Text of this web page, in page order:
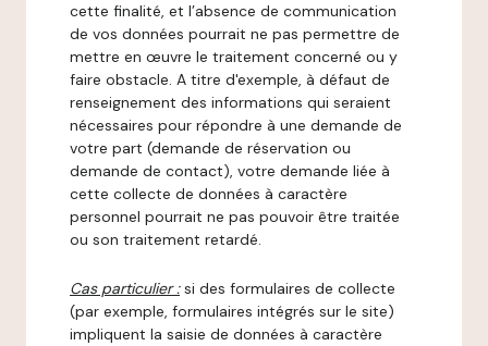
cette finalité, et l’absence de communication
de vos données pourrait ne pas permettre de
mettre en œuvre le traitement concerné ou y
faire obstacle. A titre d'exemple, à défaut de
renseignement des informations qui seraient
nécessaires pour répondre à une demande de
votre part (demande de réservation ou
demande de contact), votre demande liée à
cette collecte de données à caractère
personnel pourrait ne pas pouvoir être traitée
ou son traitement retardé.
Cas particulier : si des formulaires de collecte
(par exemple, formulaires intégrés sur le site)
impliquent la saisie de données à caractère